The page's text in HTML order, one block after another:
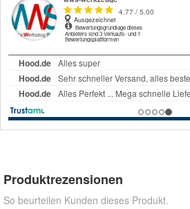
Produktrezensionen
So beurteilen Kunden dieses Produkt.